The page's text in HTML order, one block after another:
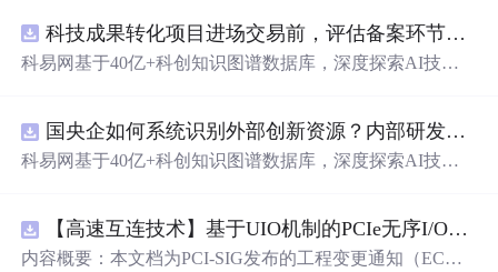
科技成果转化项目进场交易前，评估备案环节需要准备哪些材料？.docx
科易网基于40亿+科创知识图谱数据库，深度探索AI技术
新领域的AI+数智化解决方案，推动科技创新与产业创新
智能化发展。
国央企如何系统识别外部创新资源？内部研发体系完善，但对外部高校、中小科技企业技术能力缺乏动态认知。.docx
科易网基于40亿+科创知识图谱数据库，深度探索AI技术
新领域的AI+数智化解决方案，推动科技创新与产业创新
智能化发展。
【高速互连技术】基于UIO机制的PCIe无序I/O扩展：多路径架构下内存请求的高性能传输与排序控制方案设计
内容概要：本文档为PCI-SIG发布的工程变更通知（EC